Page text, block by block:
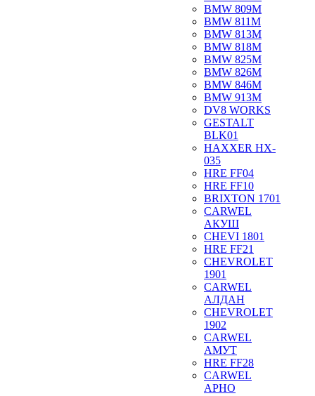
BMW 809M
BMW 811M
BMW 813M
BMW 818M
BMW 825M
BMW 826M
BMW 846M
BMW 913M
DV8 WORKS
GESTALT
BLK01
HAXXER HX-
035
HRE FF04
HRE FF10
BRIXTON 1701
CARWEL
АКУШ
CHEVI 1801
HRE FF21
CHEVROLET
1901
CARWEL
АЛДАН
CHEVROLET
1902
CARWEL
АМУТ
HRE FF28
CARWEL
АРНО